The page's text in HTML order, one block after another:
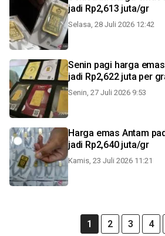
jadi Rp2,613 juta/gr
Selasa, 28 Juli 2026 12:42
Senin pagi harga
jadi Rp2,622 juta per
Senin, 27 Juli 2026 9:53
Harga emas Antam
jadi Rp2,640 juta/gr
Kamis, 23 Juli 2026 11:21
1 2 3 4